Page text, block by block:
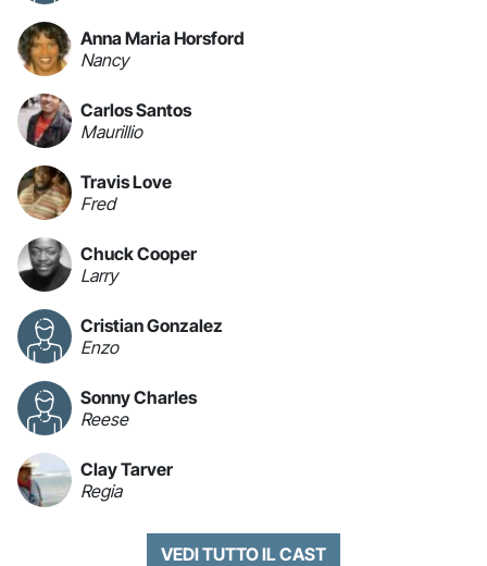
Anna Maria Horsford
Nancy
Carlos Santos
Maurillio
Travis Love
Fred
Chuck Cooper
Larry
Cristian Gonzalez
Enzo
Sonny Charles
Reese
Clay Tarver
Regia
VEDI TUTTO IL CAST